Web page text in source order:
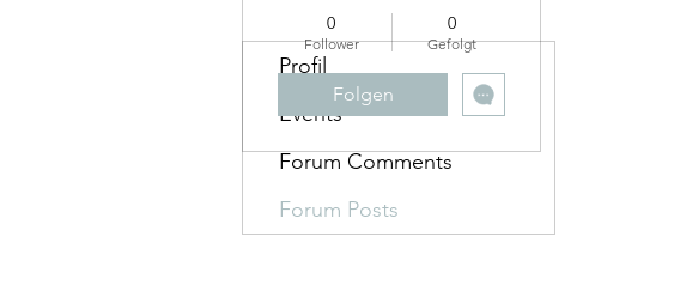
0
Follower
0
Gefolgt
Folgen
Profil
Events
Forum Comments
Forum Posts